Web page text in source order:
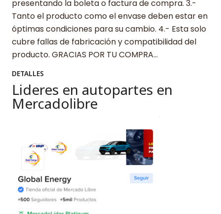
presentando la boleta o factura de compra. 3.-
Tanto el producto como el envase deben estar en
óptimas condiciones para su cambio. 4.- Esta solo
cubre fallas de fabricación y compatibilidad del
producto. GRACIAS POR TU COMPRA…
DETALLES
Lideres en autopartes en
Mercadolibre